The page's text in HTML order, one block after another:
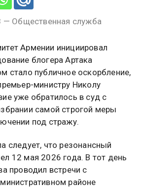
— Общественная служба
Армении инициировал
блогера Артака
стало публичное оскорбление,
министру Николу
уже обратилось в суд с
самой строгой меры
под стражу.
следует, что резонансный
12 мая 2026 года. В тот день
проводил встречи с
районе